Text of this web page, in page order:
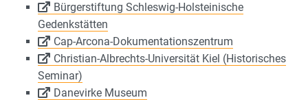
Bürgerstiftung Schleswig-Holsteinische
Gedenkstätten
Cap-Arcona-Dokumentationszentrum
Christian-Albrechts-Universität Kiel (Historisches
Seminar)
Danevirke Museum